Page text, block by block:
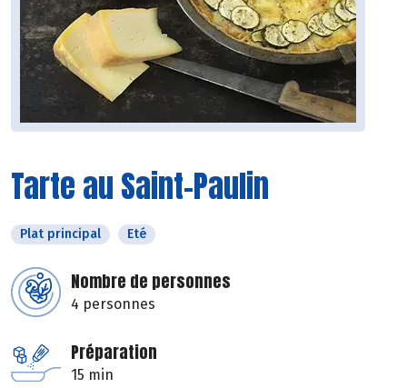
Tarte au Saint-Paulin
Plat principal Eté
Nombre de personnes
4 personnes
Préparation
15 min